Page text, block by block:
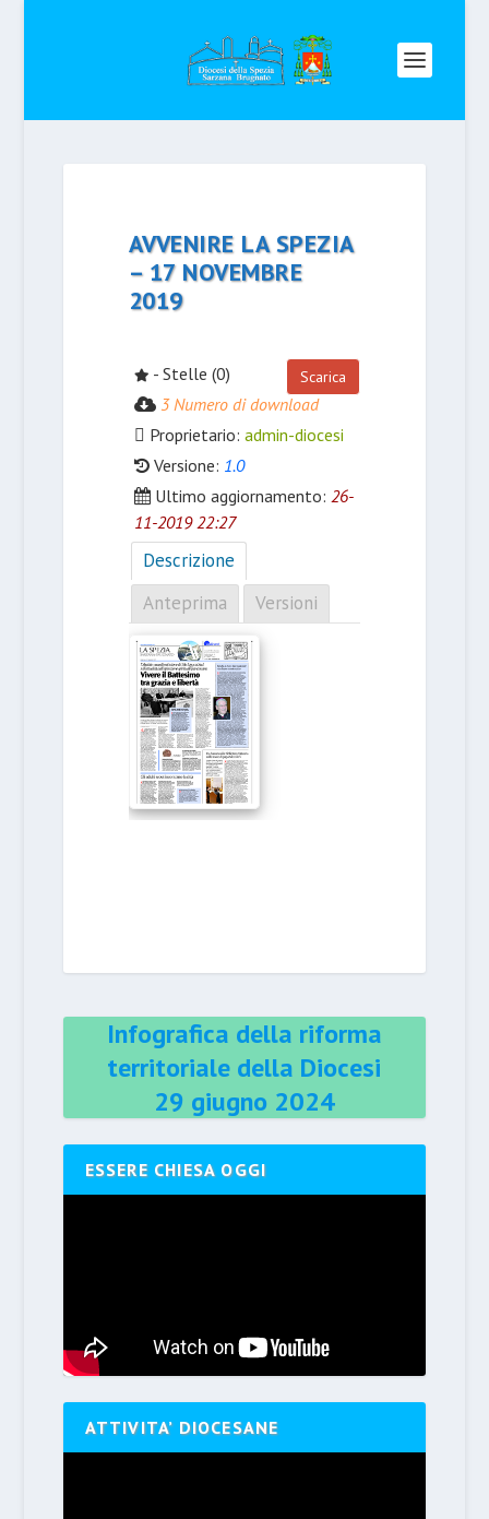
AVVENIRE LA SPEZIA
– 17 NOVEMBRE
2019
Scarica
- Stelle (0)
3 Numero di download
Proprietario: admin-diocesi
Versione: 1.0
Ultimo aggiornamento: 26-
11-2019 22:27
Descrizione
Anteprima
Versioni
Infografica della riforma
territoriale della Diocesi
29 giugno 2024
ESSERE CHIESA OGGI
ATTIVITA’ DIOCESANE